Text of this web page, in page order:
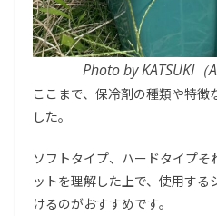
Photo by KATSUKI（
ここまで、保冷剤の種類や特徴
した。
ソフトタイプ、ハードタイプそ
ットを理解した上で、使用する
けるのがおすすめです。